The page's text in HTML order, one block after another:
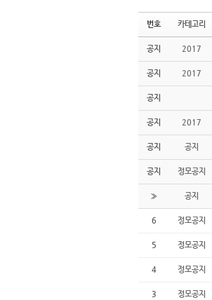
번호 카테고리
공지 2017
공지 2017
공지
공지 2017
공지 공지
공지 정모공지
» 공지
6 정모공지
5 정모공지
4 정모공지
3 정모공지